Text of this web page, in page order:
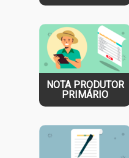
NOTA PRODUTOR
PRIMÁRIO